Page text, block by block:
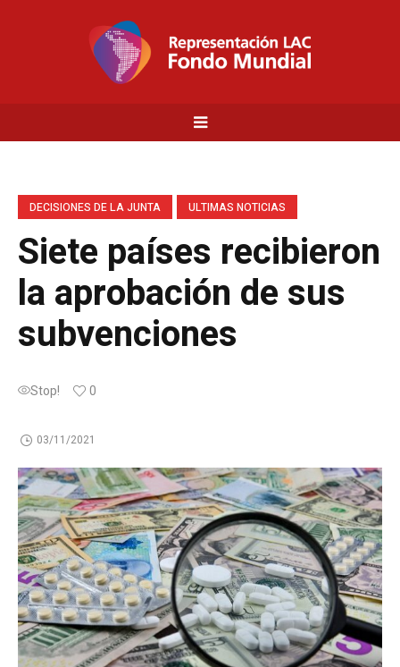
DECISIONES DE LA JUNTA ULTIMAS NOTICIAS
Siete países recibieron
la aprobación de sus
subvenciones
Stop! 0
03/11/2021